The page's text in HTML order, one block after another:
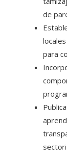
de
para